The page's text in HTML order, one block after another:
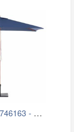
Halo Design 746163 - LED Stm. nab.…